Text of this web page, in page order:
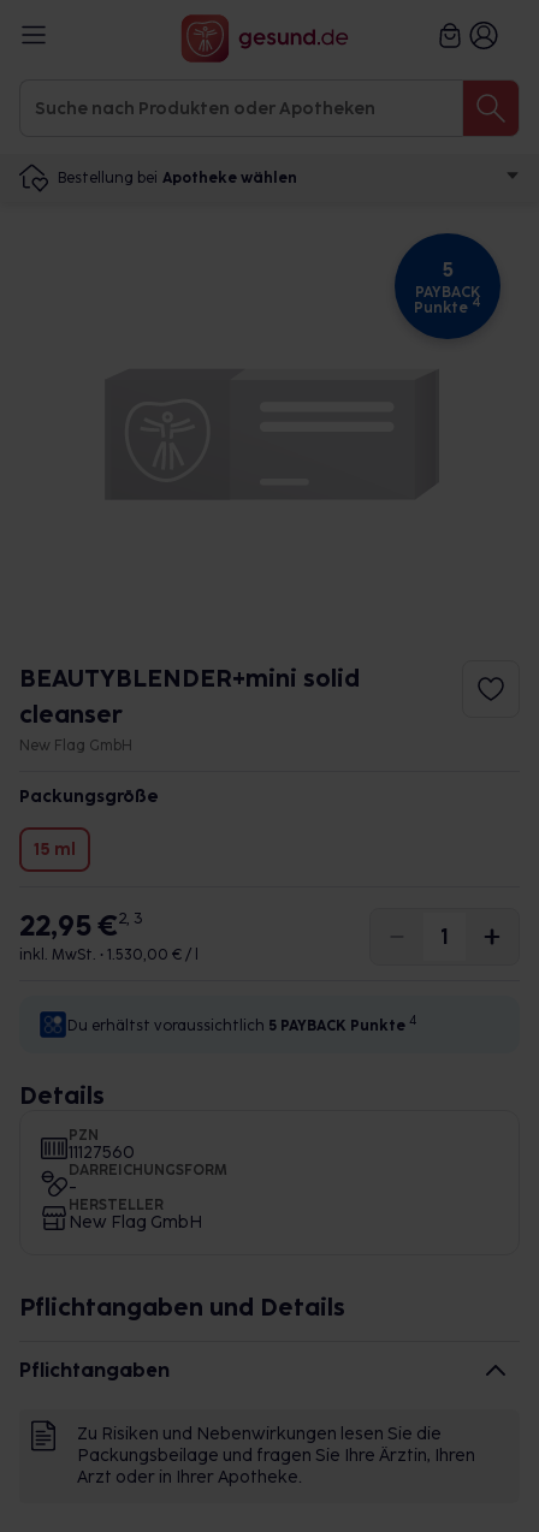
Bestellung bei Apotheke wählen
5
PAYBACK
Punkte 4
BEAUTYBLENDER+mini solid
cleanser
New Flag GmbH
Packungsgröße
15 ml
22,95 €2, 3
inkl. MwSt. • 1.530,00 € / l
Du erhältst voraussichtlich 5 PAYBACK Punkte 4
Details
PZN
11127560
DARREICHUNGSFORM
-
HERSTELLER
New Flag GmbH
Pflichtangaben und Details
Pflichtangaben
Zu Risiken und Nebenwirkungen lesen Sie die
Packungsbeilage und fragen Sie Ihre Ärztin, Ihren
Arzt oder in Ihrer Apotheke.